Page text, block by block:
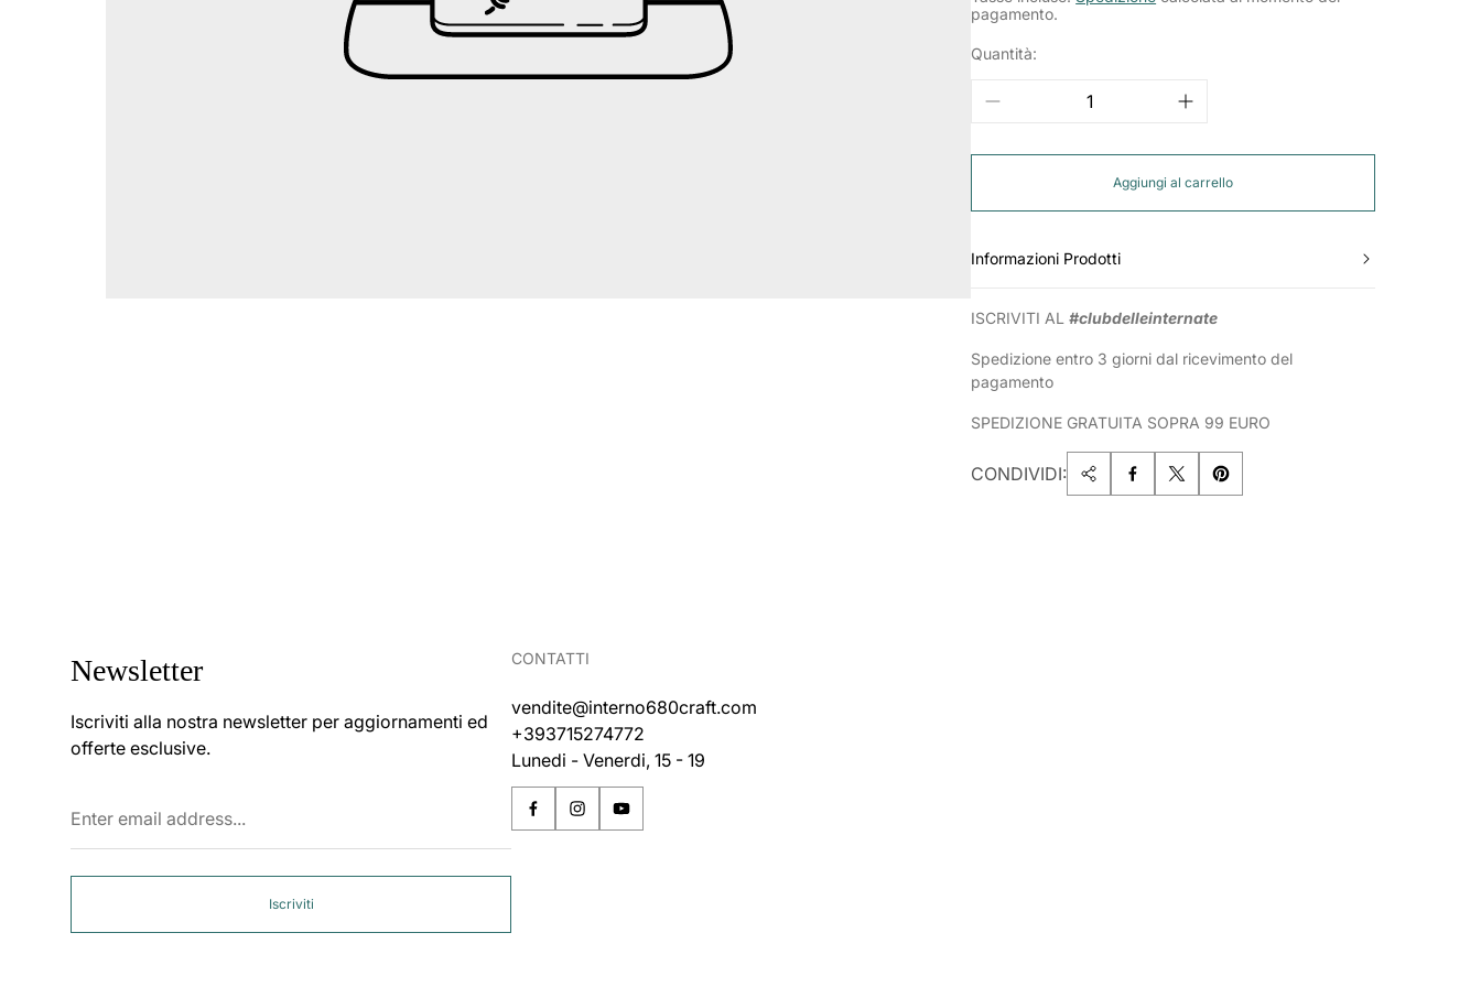
pagamento.
Quantità:
Aggiungi al carrello
Informazioni Prodotti
ISCRIVITI AL#clubdelleinternate
Spedizione entro 3 giorni dal ricevimento del
pagamento
SPEDIZIONE GRATUITA SOPRA 99 EURO
CONDIVIDI:
Newsletter
Iscriviti alla nostra newsletter per aggiornamenti ed
offerte esclusive.
email
Iscriviti
CONTATTI
vendite@interno680craft.com
+393715274772
Lunedi - Venerdi, 15 - 19